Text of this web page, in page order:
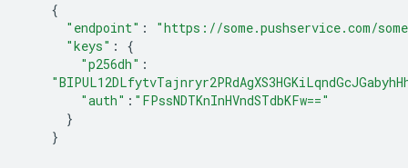
{
"endpoint" :
"https://some.pushservice.com/
"keys" :
{
"p256dh" :
"auth" : "FPssNDTKnInHVndSTdbKFw=="
}
}